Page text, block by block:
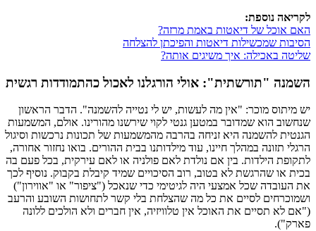
לקריאה נוספת:
האם אוכל של דיאטות באמת מרזה?
הסיבות שמכשילות דיאטות והפיכתן להצלחה
שליטה באכילה: איך משיגים אותה?
השמנה "תורשתית": אולי הורגלנו לאכול כהתמודדות רגשית
יש מיתוס מוכר: "אין מה לעשות, יש לי נטייה להשמנה". הדבר הראשון
שנחשוב הוא שמדובר במטען גנטי לקוי שירשנו מהורינו. אולם, המשמעות
הגנטית להשמנה היא זניחה בהרבה מהמשמעות של תכונות נרכשות וסיגול
הרגלי תזונה במהלך חיינו, עוד מילדותנו בבית ההורים. בואו נחזור אחורה,
לתקופת הילדות. בין אם נולדת לאם פולניה או לאם עירקית, בכל פעם בה
בכית או שהרגשת לא בטוב, רוב הסיכויים שמיד קיבלת בקבוק. נוסיף לכך
את העובדה שכל אמצעי היה לגיטימי כדי שנאכל ("ציפור" או "אווירון")
ושמוכרחים לסיים את כל מה שהצלחת בלי קשר לתחושות השובע והרעב
("אם לא תסיים את האוכל אין טלוויזיה, אין חברים ולא הולכים ללונה
פארק").